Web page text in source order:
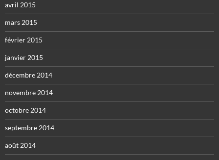
avril 2015
mars 2015
février 2015
janvier 2015
décembre 2014
novembre 2014
octobre 2014
septembre 2014
août 2014